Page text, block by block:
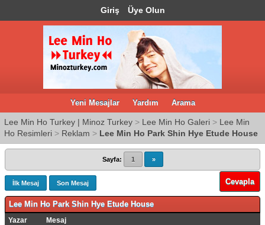
Giriş Üye Olun
Yeni Mesajlar Yardım Arama
Lee Min Ho Turkey | Minoz Turkey > Lee Min Ho Galeri > Lee Min
Ho Resimleri > Reklam > Lee Min Ho Park Shin Hye Etude House
Sayfa: 1 »
İlk Mesaj Son Mesaj Cevapla
Lee Min Ho Park Shin Hye Etude House
Yazar Mesaj